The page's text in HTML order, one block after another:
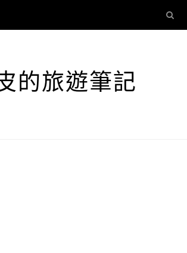
的旅遊筆記